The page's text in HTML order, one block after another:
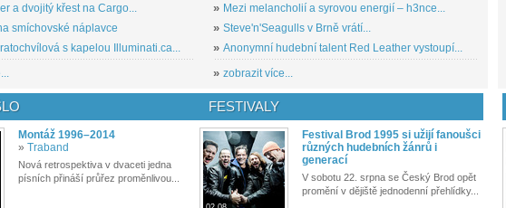
a dvojitý křest na Cargo...
smíchovské náplavce
s kapelou Illuminati.ca...
» Mezi melancholií a syrovou energií – h3nce...
» Steve'n'Seagulls v Brně vrátí...
» Anonymní hudební talent Red Leather vystoupí...
» zobrazit více...
Montáž 1996–2014
» Traband
Nová retrospektiva v dvaceti jedna
písních přináší průřez proměnlivou...
FESTIVALY
Festival Brod 1995 si užijí fanoušci
různých hudebních žánrů i
generací
V sobotu 22. srpna se Český Brod opět
promění v dějiště jednodenní přehlídky...